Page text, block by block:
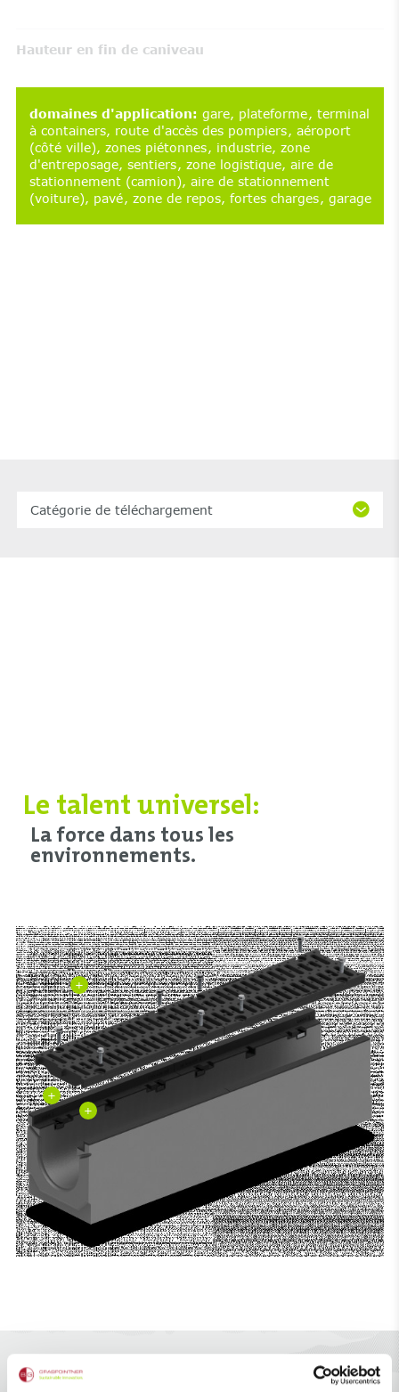
Hauteur en fin de caniveau
domaines d'application: gare plateforme terminal
à containers route d'accès des pompiers aéroport
(côté ville) zones piétonnes industrie zone
d'entreposage sentiers zone logistique aire de
stationnement (camion) aire de stationnement
(voiture) pavé zone de repos fortes charges garage
Catégorie de téléchargement
Le talent universel:
La force dans tous les
environnements.
+
+
+
Fixation sûre de la grille